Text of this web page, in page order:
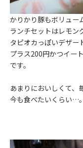
かりかり豚もボリュー
ランチセットはレモン
タピオカっぽいデザー
プラス200円かつイー
です。
あまりにおいしくて、
今も食べたいくらい…。